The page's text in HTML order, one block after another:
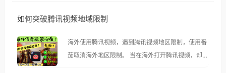
如何突破腾讯视频地域限制
海外使用腾讯视频，遇到腾讯视频地区限制，使用番
茄取消海外地区限制。 当在海外打开腾讯视频，却突